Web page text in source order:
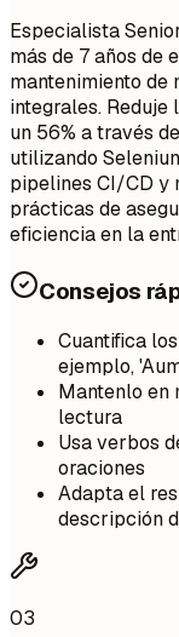
Especialista
más de 7 años de
mantenimiento de
integrales.
un 56% a través
utilizando
pipelines CI/CD y
prácticas de
eficiencia en la
Consejos
Cuantifica
ejemplo,
Mantenlo en
lectura
Usa verbos
oraciones
Adapta el
descripción
03